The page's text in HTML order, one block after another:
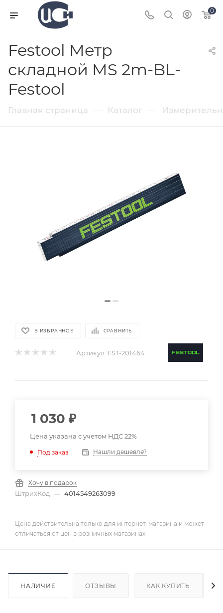
0
Festool Метр
складной MS 2m-BL-
Festool
Главная страница Каталог
В ИЗБРАННОЕ СРАВНИТЬ
Артикул: FST-201464
1 030 ₽
Цена указана с учетом НДС 22%
Под заказ Нашли дешевле?
Хочу в подарок
ШтрихКод — 4014549263099
Цена действительна только для интернет-магазина и может
отличаться от цен в розничных магазинах
НАЛИЧИЕ ОТЗЫВЫ КАК КУПИТЬ